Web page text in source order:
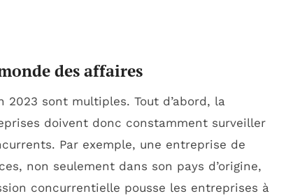
des affaires
2023 sont multiples. Tout d’abord, la
doivent donc constamment surveiller
Par exemple, une entreprise de
non seulement dans son pays d’origine,
concurrentielle pousse les entreprises à